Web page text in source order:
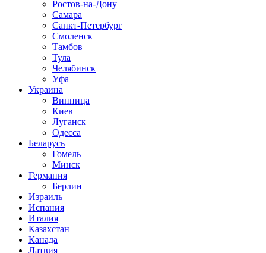
Ростов-на-Дону
Самара
Санкт-Петербург
Смоленск
Тамбов
Тула
Челябинск
Уфа
Украина
Винница
Киев
Луганск
Одесса
Беларусь
Гомель
Минск
Германия
Берлин
Израиль
Испания
Италия
Казахстан
Канада
Латвия